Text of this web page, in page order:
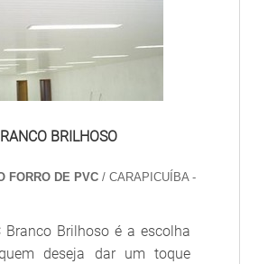
BRILHOSO
FORRO DE PVC/ CARAPICUÍBA -
Branco Brilhoso é a escolha
deseja dar um toque